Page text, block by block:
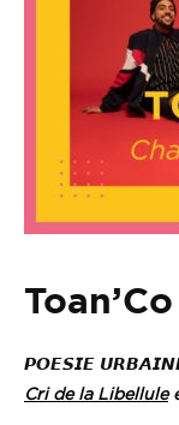
Toan’Co
𝙋𝙊𝙀𝙎𝙄𝙀
Cri de la Libellule